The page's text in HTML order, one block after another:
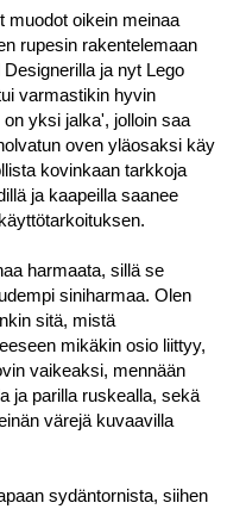
muodot oikein meinaa
rupesin rakentelemaan
ja nyt Lego
varmastikin hyvin
yksi jalka', jolloin saa
oven yläosaksi käy
kovinkaan tarkkoja
ja kaapeilla saanee
harmaata, sillä se
siniharmaa. Olen
sitä, mistä
mikäkin osio liittyy,
vaikeaksi, mennään
ja parilla ruskealla, sekä
värejä kuvaavilla
sydäntornista, siihen